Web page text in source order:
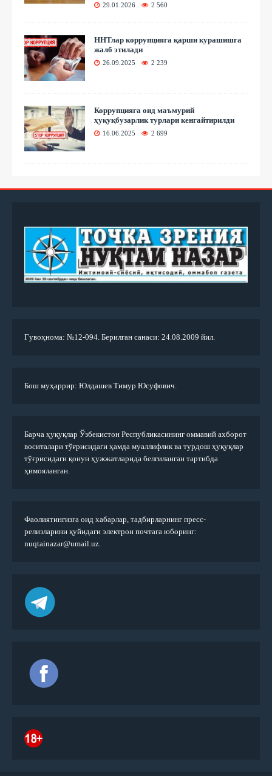
29.01.2026 2 560
ННТлар коррупцияга қарши курашишга
жалб этилади
26.09.2025 2 239
Коррупцияга оид маъмурий
ҳуқуқбузарлик турлари кенгайтирилди
16.06.2025 2 699
Гувоҳнома: №12-094. Берилган санаси: 24.08.2009 йил.
Бош муҳаррир: Юлдашев Тимур Юсуфович.
Барча ҳуқуқлар Ўзбекистон Республикасининг оммавий ахборот
воситалари тўғрисидаги ҳамда муаллифлик ва турдош ҳуқуқлар
тўғрисидаги қонун ҳужжатларида белгиланган тартибда
ҳимояланган.
Фаолиятингизга оид хабарлар, тадбирларнинг пресс-
релизларини қуйидаги электрон почтага юборинг:
nuqtainazar@umail.uz.